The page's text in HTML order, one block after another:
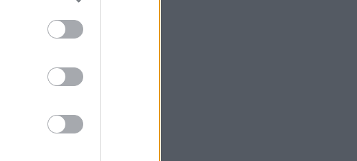
Börje
Börje R P Carlsson
Ebba Busch
Kokainmålet